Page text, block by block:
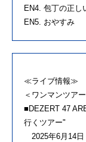
EN4. 包丁の正し
EN5. おやすみ
≪ライブ情報≫
＜ワンマンツアー
■DEZERT 47
行くツアー"
2025年6月14日